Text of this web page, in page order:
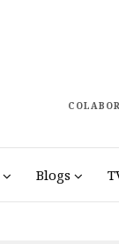
Blogs